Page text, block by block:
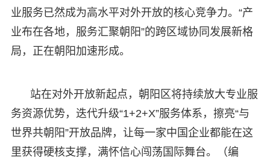
业服务已然成为高水平对外开放的核心竞争力。“产
业布在各地，服务汇聚朝阳”的跨区域协同发展新格
局，正在朝阳加速形成。
站在对外开放新起点，朝阳区将持续放大专业服
务资源优势，迭代升级“1+2+X”服务体系，擦亮“与
世界共朝阳”开放品牌，让每一家中国企业都能在这
里获得硬核支撑，满怀信心闯荡国际舞台。（编